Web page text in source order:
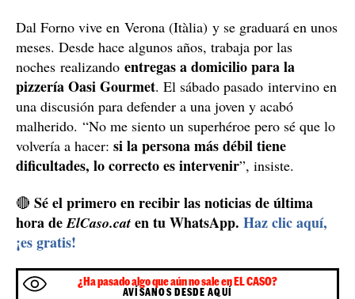
Dal Forno vive en Verona (Itàlia) y se graduará en unos
meses. Desde hace algunos años, trabaja por las
noches realizando entregas a domicilio para la
pizzería Oasi Gourmet. El sábado pasado intervino en
una discusión para defender a una joven y acabó
malherido. “No me siento un superhéroe pero sé que lo
volvería a hacer: si la persona más débil tiene
dificultades, lo correcto es intervenir”, insiste.
🔴 Sé el primero en recibir las noticias de última
hora deElCaso.cat en tu WhatsApp. Haz clic aquí,
¡es gratis!
¿Ha pasado algo que aún no sale en EL CASO?
AVÍSANOS DESDE AQUÍ